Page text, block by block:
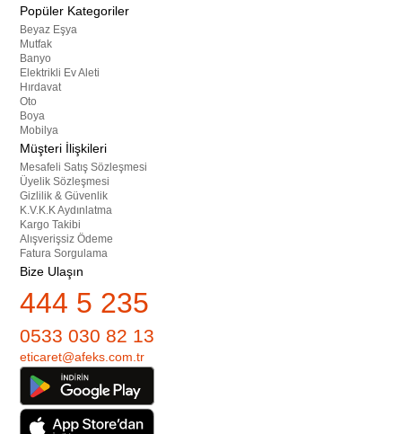
Popüler Kategoriler
Beyaz Eşya
Mutfak
Banyo
Elektrikli Ev Aleti
Hırdavat
Oto
Boya
Mobilya
Müşteri İlişkileri
Mesafeli Satış Sözleşmesi
Üyelik Sözleşmesi
Gizlilik & Güvenlik
K.V.K.K Aydınlatma
Kargo Takibi
Alışverişsiz Ödeme
Fatura Sorgulama
Bize Ulaşın
444 5 235
0533 030 82 13
eticaret@afeks.com.tr